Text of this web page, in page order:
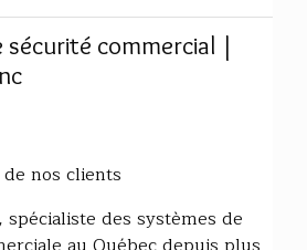
sécurité commercial |
nos clients
spécialiste des systèmes de